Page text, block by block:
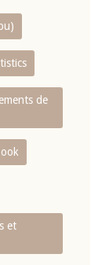
de
et